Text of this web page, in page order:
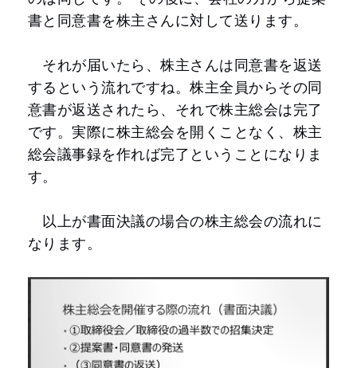
書と同意書を株主さんに対して送ります。
それが届いたら、株主さんは同意書を返送
するという流れですね。株主全員からその同
意書が返送されたら、それで株主総会は完了
です。実際に株主総会を開くことなく、株主
総会議事録を作れば完了ということになりま
す。
以上が書面決議の場合の株主総会の流れに
なります。